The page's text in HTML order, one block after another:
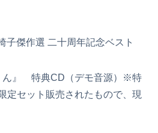
子傑作選 二十周年記念ベスト
ん』 特典CD（デモ音源）※特
定セット販売されたもので、現